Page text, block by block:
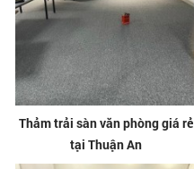
Thảm trải sàn văn phòng giá rẻ
tại Thuận An